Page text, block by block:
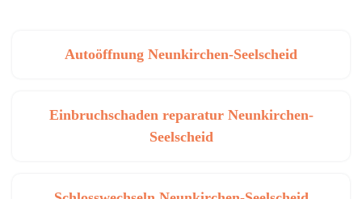
Autoöffnung Neunkirchen-Seelscheid
Einbruchschaden reparatur Neunkirchen-
Seelscheid